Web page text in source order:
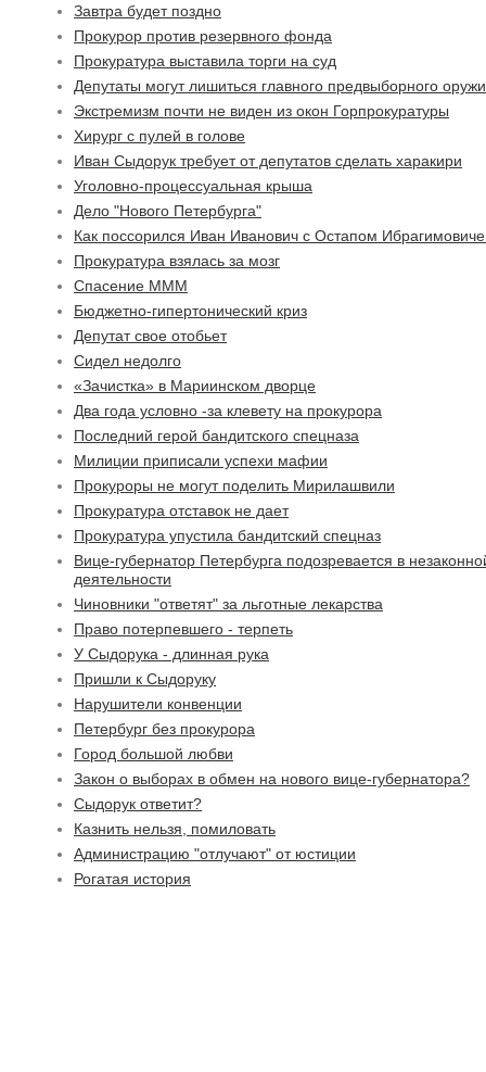
Завтра будет поздно
Прокурор против резервного фонда
Прокуратура выставила торги на суд
Депутаты могут лишиться главного предвыборного
Экстремизм почти не виден из окон Горпрокуратуры
Хирург с пулей в голове
Иван Сыдорук требует от депутатов сделать харакири
Уголовно-процессуальная крыша
Дело "Нового Петербурга"
Как поссорился Иван Иванович с Остапом
Прокуратура взялась за мозг
Спасение МММ
Бюджетно-гипертонический криз
Депутат свое отобьет
Сидел недолго
«Зачистка» в Мариинском дворце
Два года условно -за клевету на прокурора
Последний герой бандитского спецназа
Милиции приписали успехи мафии
Прокуроры не могут поделить Мирилашвили
Прокуратура отставок не дает
Прокуратура упустила бандитский спецназ
Вице-губернатор Петербурга подозревается в
деятельности
Чиновники "ответят" за льготные лекарства
Право потерпевшего - терпеть
У Сыдорука - длинная рука
Пришли к Сыдоруку
Нарушители конвенции
Петербург без прокурора
Город большой любви
Закон о выборах в обмен на нового вице-губернатора?
Сыдорук ответит?
Казнить нельзя, помиловать
Администрацию "отлучают" от юстиции
Рогатая история